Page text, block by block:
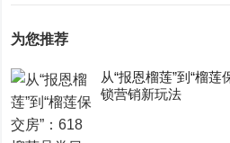
为您推荐
从“报恩榴莲”到“榴
锁营销新玩法